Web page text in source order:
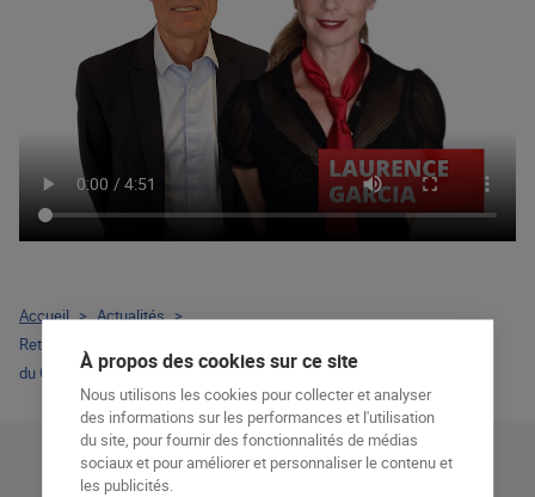
Accueil > Actualités >
Retrouvez l’interview de Jean Roquet, directeur général délégué
du Groupe Afec – Point f, au micro de Laurence Garcia sur Sud Radio
À propos des cookies sur ce site
Nous utilisons les cookies pour collecter et analyser
des informations sur les performances et l'utilisation
du site, pour fournir des fonctionnalités de médias
sociaux et pour améliorer et personnaliser le contenu et
les publicités.